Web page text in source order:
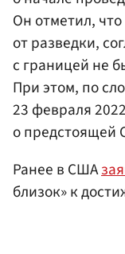
Он отметил,
от разведки,
с границей не
При этом, по
23 февраля
о предстоящей
Ранее в США
близок» к